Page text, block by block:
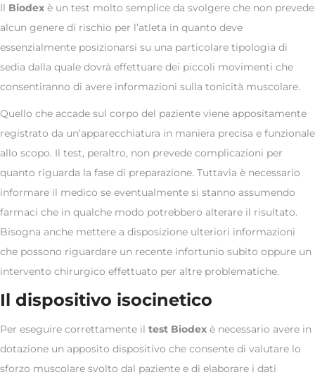
Il Biodex è un test molto semplice da svolgere che non prevede
alcun genere di rischio per l’atleta in quanto deve
essenzialmente posizionarsi su una particolare tipologia di
sedia dalla quale dovrà effettuare dei piccoli movimenti che
consentiranno di avere informazioni sulla tonicità muscolare.
Quello che accade sul corpo del paziente viene appositamente
registrato da un’apparecchiatura in maniera precisa e funzionale
allo scopo. Il test, peraltro, non prevede complicazioni per
quanto riguarda la fase di preparazione. Tuttavia è necessario
informare il medico se eventualmente si stanno assumendo
farmaci che in qualche modo potrebbero alterare il risultato.
Bisogna anche mettere a disposizione ulteriori informazioni
che possono riguardare un recente infortunio subito oppure un
intervento chirurgico effettuato per altre problematiche.
Il dispositivo isocinetico
Per eseguire correttamente il test Biodex è necessario avere in
dotazione un apposito dispositivo che consente di valutare lo
sforzo muscolare svolto dal paziente e di elaborare i dati